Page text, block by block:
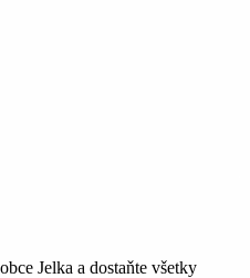
Jelka a dostaňte všetky